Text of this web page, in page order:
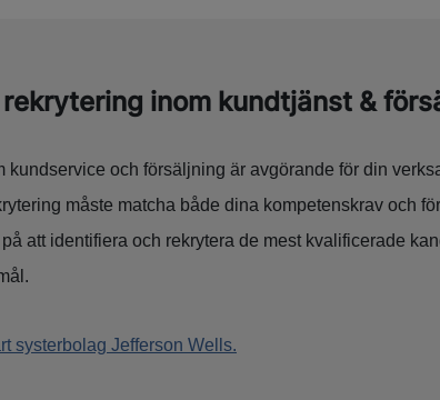
inom kundtjänst &
kundservice och försäljning är avgörande för din
måste matcha både dina kompetenskrav och
att identifiera och rekrytera de mest kvalificerade
systerbolag Jefferson Wells.